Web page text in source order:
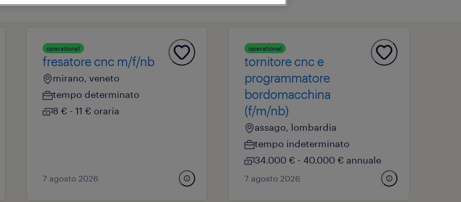
operational
fresatore cnc m/f/nb
mirano, veneto
tempo determinato
8 € - 11 € oraria
7 agosto 2026
operational
tornitore cnc e
programmatore
bordomacchina
(f/m/nb)
assago, lombardia
tempo indeterminato
34.000 € - 40.000 € annuale
7 agosto 2026